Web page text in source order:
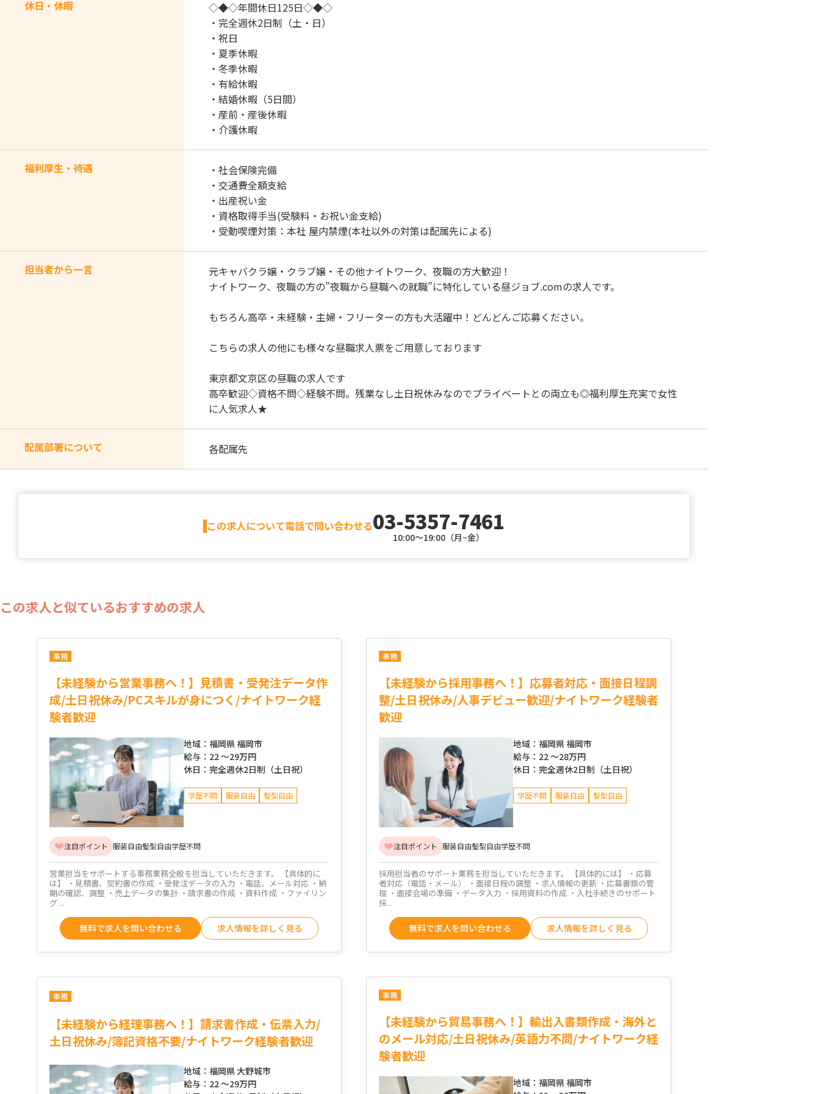
休日・休暇
◇◆◇年間休日125日◇◆◇
・完全週休2日制（土・日）
・祝日
・夏季休暇
・冬季休暇
・有給休暇
・結婚休暇（5日間）
・産前・産後休暇
・介護休暇
福利厚生・待遇
・社会保険完備
・交通費全額支給
・出産祝い金
・資格取得手当(受験料・お祝い金支給)
・受動喫煙対策：本社 屋内禁煙(本社以外の対策は配属先による)
担当者から一言
元キャバクラ嬢・クラブ嬢・その他ナイトワーク、夜職の方大歓迎！
ナイトワーク、夜職の方の”夜職から昼職への就職”に特化している昼ジョブ.comの求人です。
もちろん高卒・未経験・主婦・フリーターの方も大活躍中！どんどんご応募ください。
こちらの求人の他にも様々な昼職求人票をご用意しております
東京都文京区の昼職の求人です
高卒歓迎◇資格不問◇経験不問。残業なし土日祝休みなのでプライベートとの両立も◎福利厚生充実で女性
に人気求人★
配属部署について 各配属先
この求人について電話で問い合わせる03-5357-7461
10:00～19:00（月~金）
この求人と似ているおすすめの求人
事務
【未経験から営業事務へ！】見積書・受発注データ作
成/土日祝休み/PCスキルが身につく/ナイトワーク経
験者歓迎
地域： 福岡県 福岡市
給与： 22 ～29万円
休日： 完全週休2日制（土日祝）
学歴不問 服装自由 髪型自由
注目ポイント 服装自由髪型自由学歴不問
営業担当をサポートする事務業務全般を担当していただきます。 【具体的に
は】 ・見積書、契約書の作成 ・受発注データの入力 ・電話、メール対応 ・納
期の確認、調整 ・売上データの集計 ・請求書の作成 ・資料作成 ・ファイリン
グ ...
無料で求人を問い合わせる 求人情報を詳しく見る
事務
【未経験から採用事務へ！】応募者対応・面接日程調
整/土日祝休み/人事デビュー歓迎/ナイトワーク経験者
歓迎
地域： 福岡県 福岡市
給与： 22 ～28万円
休日： 完全週休2日制（土日祝）
学歴不問 服装自由 髪型自由
注目ポイント 服装自由髪型自由学歴不問
採用担当者のサポート業務を担当していただきます。 【具体的には】 ・応募
者対応（電話・メール） ・面接日程の調整 ・求人情報の更新 ・応募書類の管
理 ・面接会場の準備 ・データ入力 ・採用資料の作成 ・入社手続きのサポート
採...
無料で求人を問い合わせる 求人情報を詳しく見る
事務
【未経験から経理事務へ！】請求書作成・伝票入力/
土日祝休み/簿記資格不要/ナイトワーク経験者歓迎
地域： 福岡県 大野城市
給与： 22 ～29万円
事務
【未経験から貿易事務へ！】輸出入書類作成・海外と
のメール対応/土日祝休み/英語力不問/ナイトワーク経
験者歓迎
地域： 福岡県 福岡市